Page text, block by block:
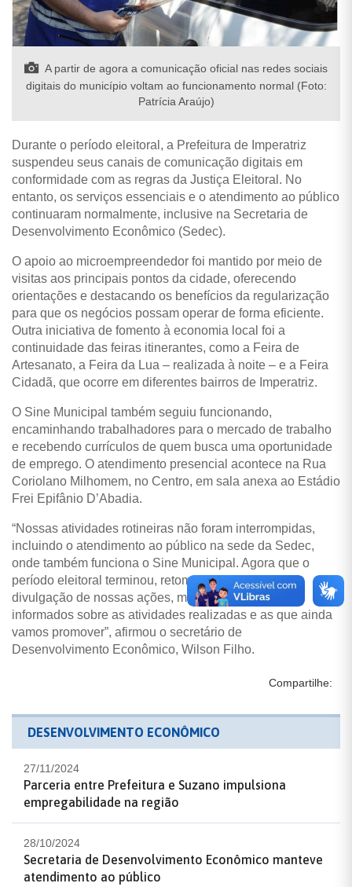
A partir de agora a comunicação oficial nas redes sociais
digitais do município voltam ao funcionamento normal (Foto:
Patrícia Araújo)
Durante o período eleitoral, a Prefeitura de Imperatriz
suspendeu seus canais de comunicação digitais em
conformidade com as regras da Justiça Eleitoral. No
entanto, os serviços essenciais e o atendimento ao público
continuaram normalmente, inclusive na Secretaria de
Desenvolvimento Econômico (Sedec).
O apoio ao microempreendedor foi mantido por meio de
visitas aos principais pontos da cidade, oferecendo
orientações e destacando os benefícios da regularização
para que os negócios possam operar de forma eficiente.
Outra iniciativa de fomento à economia local foi a
continuidade das feiras itinerantes, como a Feira de
Artesanato, a Feira da Lua – realizada à noite – e a Feira
Cidadã, que ocorre em diferentes bairros de Imperatriz.
O Sine Municipal também seguiu funcionando,
encaminhando trabalhadores para o mercado de trabalho
e recebendo currículos de quem busca uma oportunidade
de emprego. O atendimento presencial acontece na Rua
Coriolano Milhomem, no Centro, em sala anexa ao Estádio
Frei Epifânio D’Abadia.
“Nossas atividades rotineiras não foram interrompidas,
incluindo o atendimento ao público na sede da Sedec,
onde também funciona o Sine Municipal. Agora que o
período eleitoral terminou, retomaremos a ampla
divulgação de nossas ações, mantendo os cidadãos
informados sobre as atividades realizadas e as que ainda
vamos promover”, afirmou o secretário de
Desenvolvimento Econômico, Wilson Filho.
Compartilhe:
DESENVOLVIMENTO ECONÔMICO
27/11/2024
Parceria entre Prefeitura e Suzano impulsiona
empregabilidade na região
28/10/2024
Secretaria de Desenvolvimento Econômico manteve
atendimento ao público